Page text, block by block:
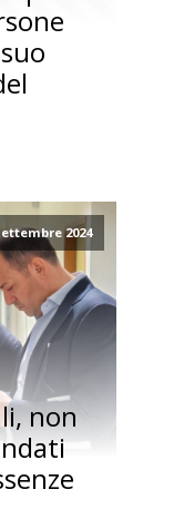
2024
non